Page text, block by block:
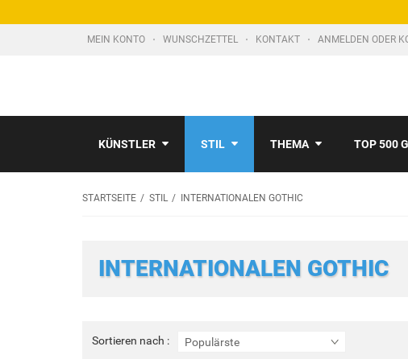
MEIN KONTO WUNSCHZETTEL KONTAKT ANMELDEN ODER
KÜNSTLER STIL THEMA TOP 500
STARTSEITE STIL INTERNATIONALEN GOTHIC
INTERNATIONALEN GOTHIC
Sortieren nach : Populärste
Sortieren
nach